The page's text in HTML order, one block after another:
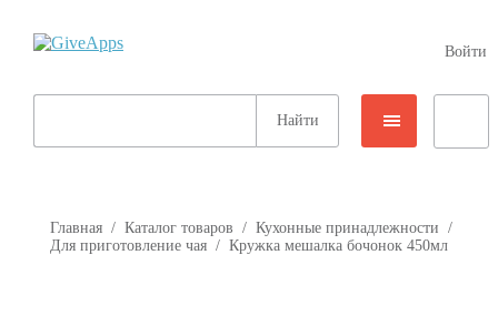
Войти
Главная / Каталог товаров / Кухонные принадлежности /
Для приготовление чая / Кружка мешалка бочонок 450мл